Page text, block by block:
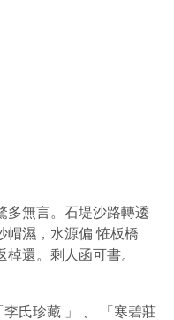
多無言。石堤沙路轉逶
帽濕，水源偏 恠板橋
還。剩人函可書。
氏珍藏 」 、 「寒碧莊